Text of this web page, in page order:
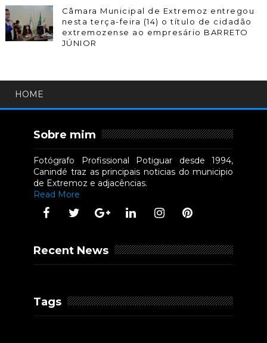
Câmara Municipal de Extremoz entregou
nesta terça-feira (14) o título de cidadão
extremozense ao empresário BARRETO
JÚNIOR
HOME
Sobre mim
Fotógrafo Profissional Potiguar desde 1994,
Canindé traz as principais noticias do municipio
de Extremoz e adjacências.
Read More
Recent News
Tags